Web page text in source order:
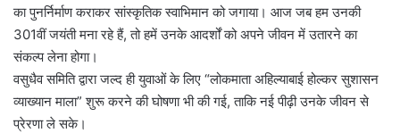
का पुनर्निर्माण कराकर सांस्कृतिक स्वाभिमान को जगाया। आज जब हम उनकी
301वीं जयंती मना रहे हैं, तो हमें उनके आदर्शों को अपने जीवन में उतारने का
संकल्प लेना होगा।
वसुधैव समिति द्वारा जल्द ही युवाओं के लिए “लोकमाता अहिल्याबाई होल्कर सुशासन
व्याख्यान माला” शुरू करने की घोषणा भी की गई, ताकि नई पीढ़ी उनके जीवन से
प्रेरणा ले सके।